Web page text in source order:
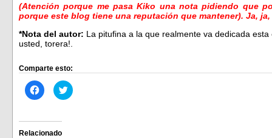
(Atención porque me pasa Kiko una nota pidiendo que
porque este blog tiene una reputación que mantener). Ja,
*Nota del autor: La pitufina a la que realmente va dedicada
usted, torera!.
Comparte esto:
Haz
clic
Facebook
(Se
Haz
clic
Relacionado